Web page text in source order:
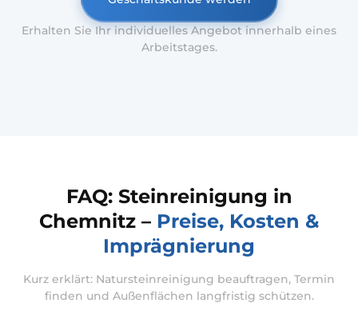
Erhalten Sie Ihr individuelles Angebot innerhalb eines
Arbeitstages.
FAQ: Steinreinigung in
Chemnitz – Preise, Kosten &
Imprägnierung
Kurz erklärt: Natursteinreinigung beauftragen, Termin
finden und Außenflächen langfristig schützen.